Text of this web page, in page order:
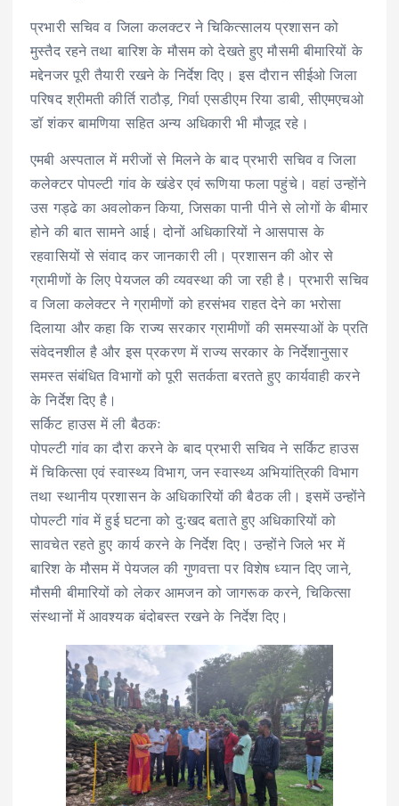
प्रभारी सचिव व जिला कलक्टर ने चिकित्सालय प्रशासन को
मुस्तैद रहने तथा बारिश के मौसम को देखते हुए मौसमी बीमारियों के
मद्देनजर पूरी तैयारी रखने के निर्देश दिए। इस दौरान सीईओ जिला
परिषद श्रीमती कीर्ति राठौड़, गिर्वा एसडीएम रिया डाबी, सीएमएचओ
डॉ शंकर बामणिया सहित अन्य अधिकारी भी मौजूद रहे।
एमबी अस्पताल में मरीजों से मिलने के बाद प्रभारी सचिव व जिला
कलेक्टर पोपल्टी गांव के खंडेर एवं रूणिया फला पहुंचे। वहां उन्होंने
उस गड्ढे का अवलोकन किया, जिसका पानी पीने से लोगों के बीमार
होने की बात सामने आई। दोनों अधिकारियों ने आसपास के
रहवासियों से संवाद कर जानकारी ली। प्रशासन की ओर से
ग्रामीणों के लिए पेयजल की व्यवस्था की जा रही है। प्रभारी सचिव
व जिला कलेक्टर ने ग्रामीणों को हरसंभव राहत देने का भरोसा
दिलाया और कहा कि राज्य सरकार ग्रामीणों की समस्याओं के प्रति
संवेदनशील है और इस प्रकरण में राज्य सरकार के निर्देशानुसार
समस्त संबंधित विभागों को पूरी सतर्कता बरतते हुए कार्यवाही करने
के निर्देश दिए है।
सर्किट हाउस में ली बैठकः
पोपल्टी गांव का दौरा करने के बाद प्रभारी सचिव ने सर्किट हाउस
में चिकित्सा एवं स्वास्थ्य विभाग, जन स्वास्थ्य अभियांत्रिकी विभाग
तथा स्थानीय प्रशासन के अधिकारियों की बैठक ली। इसमें उन्होंने
पोपल्टी गांव में हुई घटना को दुःखद बताते हुए अधिकारियों को
सावचेत रहते हुए कार्य करने के निर्देश दिए। उन्होंने जिले भर में
बारिश के मौसम में पेयजल की गुणवत्ता पर विशेष ध्यान दिए जाने,
मौसमी बीमारियों को लेकर आमजन को जागरूक करने, चिकित्सा
संस्थानों में आवश्यक बंदोबस्त रखने के निर्देश दिए।